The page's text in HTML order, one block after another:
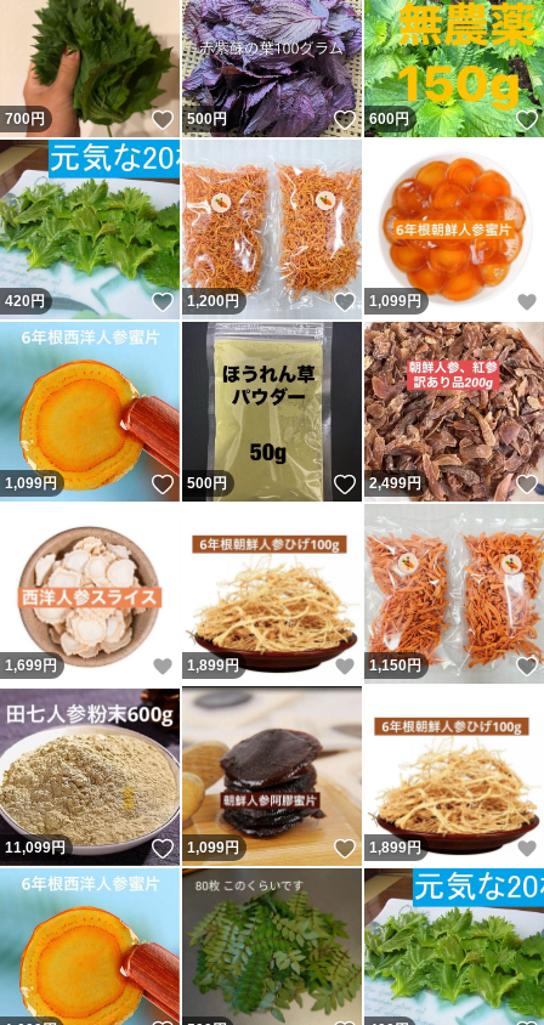
700円 いいね！
500円 いいね！
600円
420円 いいね！
1,200円 いいね！
1,099円
1,099円 いいね！
500円 いいね！
2,499円
1,699円 いいね！
1,899円 いいね！
1,150円
11,099円 いいね！
1,099円 いいね！
1,899円